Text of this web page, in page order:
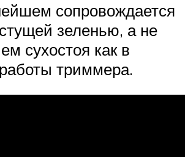
сопровождается
зеленью, а не
сухостоя как в
триммера.